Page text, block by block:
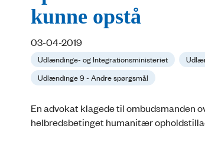
kunne opstå
03-04-2019
Udlændinge- og Integrationsministeriet
Udlændinge 9 - Andre spørgsmål
En advokat klagede til ombudsmanden
helbredsbetinget humanitær